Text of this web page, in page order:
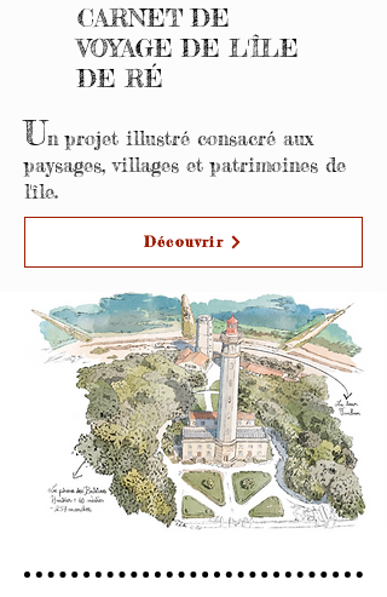
CARNET DE
VOYAGE DE L'ÎLE
DE RÉ
Un projet illustré consacré aux
paysages, villages et patrimoines de
l'île.
Découvrir